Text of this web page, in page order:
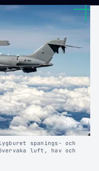
spanings- och
luft, hav och